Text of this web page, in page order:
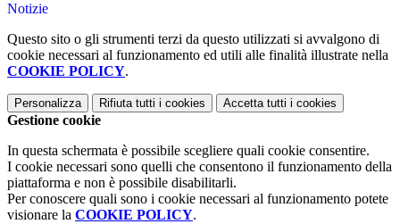
Notizie
Questo sito o gli strumenti terzi da questo utilizzati si avvalgono di
cookie necessari al funzionamento ed utili alle finalità illustrate nella
COOKIE POLICY.
Personalizza Rifiuta tutti i cookies Accetta tutti i cookies
Gestione cookie
In questa schermata è possibile scegliere quali cookie consentire.
I cookie necessari sono quelli che consentono il funzionamento della
piattaforma e non è possibile disabilitarli.
Per conoscere quali sono i cookie necessari al funzionamento potete
visionare la COOKIE POLICY.